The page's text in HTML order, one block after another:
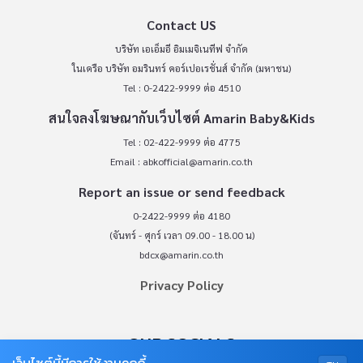
Contact US
บริษัท เอเอ็มอี อิมเมจิเนทีฟ จำกัด
ในเครือ บริษัท อมรินทร์ คอร์เปอเรชั่นส์ จำกัด (มหาชน)
Tel : 0-2422-9999 ต่อ 4510
สนใจลงโฆษณากับเว็บไซต์ Amarin Baby&Kids
Tel : 02-422-9999 ต่อ 4775
Email : abkofficial@amarin.co.th
Report an issue or send feedback
0-2422-9999 ต่อ 4180
(จันทร์ - ศุกร์ เวลา 09.00 - 18.00 น)
bdcx@amarin.co.th
Privacy Policy
OUR SOCIALS